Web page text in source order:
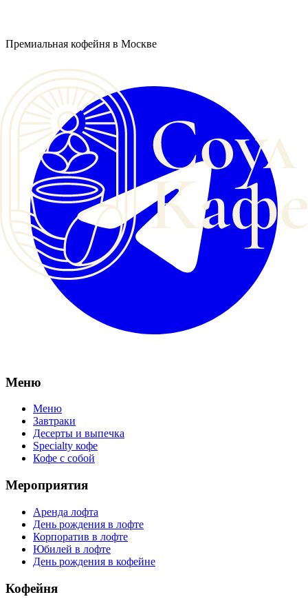
Премиальная кофейня в Москве
Меню
Меню
Завтраки
Десерты и выпечка
Specialty кофе
Кофе с собой
Мероприятия
Аренда лофта
День рождения в лофте
Корпоратив в лофте
Юбилей в лофте
День рождения в кофейне
Кофейня